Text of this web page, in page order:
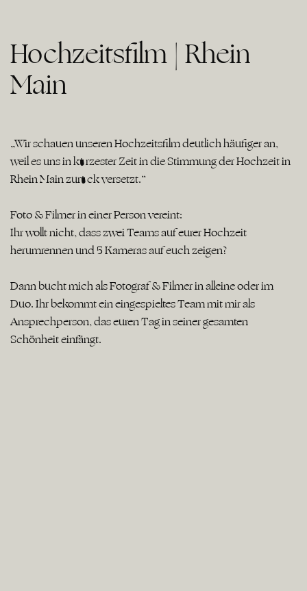
Hochzeitsfilm | Rhein
Main
„Wir schauen unseren Hochzeitsfilm deutlich häufiger an,
weil es uns in kürzester Zeit in die Stimmung der Hochzeit in
Rhein Main zurück versetzt.“
Foto & Filmer in einer Person vereint:
Ihr wollt nicht, dass zwei Teams auf eurer Hochzeit
herumrennen und 5 Kameras auf euch zeigen?
Dann bucht mich als Fotograf & Filmer in alleine oder im
Duo. Ihr bekommt ein eingespieltes Team mit mir als
Ansprechperson, das euren Tag in seiner gesamten
Schönheit einfängt.